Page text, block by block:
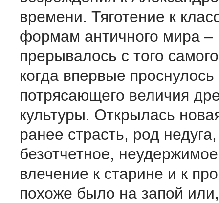
времени. Тяготение к
формам античного мира –
прерывалось с того
когда впервые
потрясающего величия
культуры. Открылась
ранее страсть, род
безотчетное,
влечение к старине и к
похоже было на запой